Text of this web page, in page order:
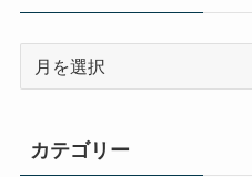
ア
カテゴリー